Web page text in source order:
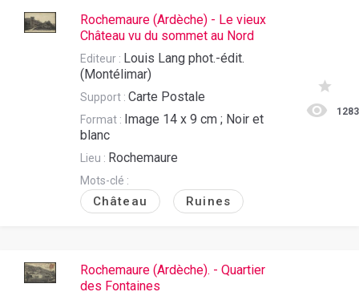
Rochemaure (Ardèche) - Le vieux
Château vu du sommet au Nord
Editeur : Louis Lang phot.-édit.
(Montélimar)
Support : Carte Postale
Format : Image 14 x 9 cm ; Noir et
blanc
Lieu : Rochemaure
Mots-clé :
Château Ruines
1283
Rochemaure (Ardèche). - Quartier
des Fontaines